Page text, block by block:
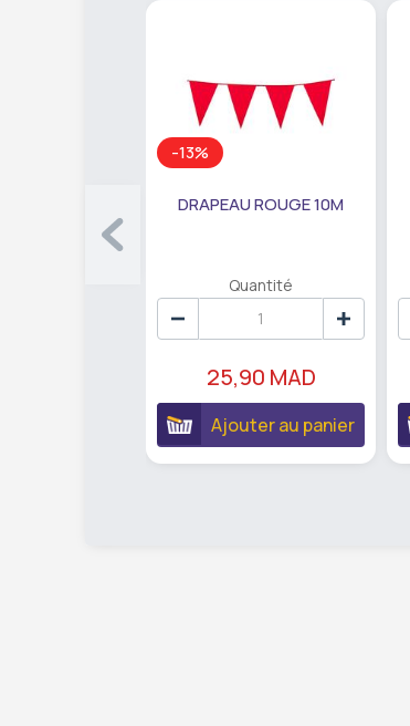
-13%
DRAPEAU ROUGE 10M
Quantité
25,90 MAD
Ajouter au panier